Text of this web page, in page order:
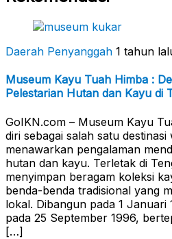
Daerah Penyanggah 1 tahun
Museum Kayu Tuah Himba :
Pelestarian Hutan dan Kayu di
GoIKN.com – Museum Kayu
diri sebagai salah satu
menawarkan pengalaman
hutan dan kayu. Terletak di
menyimpan beragam koleksi
benda-benda tradisional yang
lokal. Dibangun pada 1 Januari
pada 25 September 1996,
[…]